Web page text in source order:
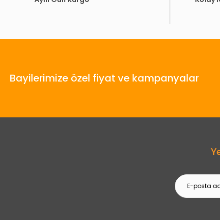
Bayilerimize özel fiyat ve kampanyalar